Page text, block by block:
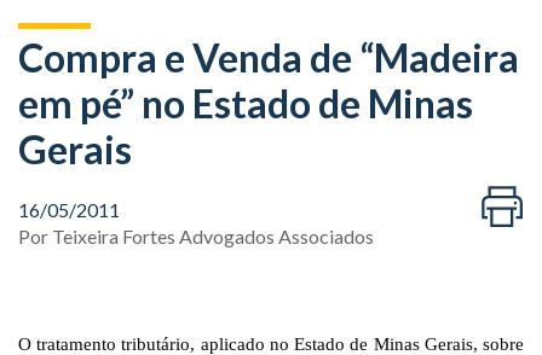
Compra e Venda de “Madeira
em pé” no Estado de Minas
Gerais
16/05/2011
Por Teixeira Fortes Advogados Associados
O tratamento tributário, aplicado no Estado de Minas Gerais, sobre